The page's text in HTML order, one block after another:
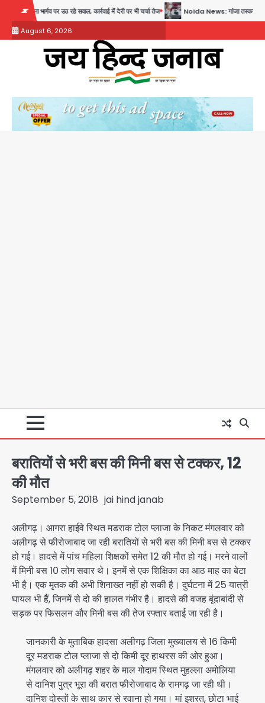
content
कार्रवाई में देरी पर भी चर्चा तेज Noida News: गांजा तस्कर महिला से सांठगांठ के आरोप में सिपाही
August 6, 2026
बरातियों से भरी बस की मिनी बस से टक्कर, 12
की मौत
September 5, 2018 jai hind janab
अलीगढ़। आगरा हाईवे स्थित मडराक टोल प्लाजा के निकट मंगलवार को
अलीगढ़ से फीरोजाबाद जा रही बरातियों से भरी बस की मिनी बस से टक्कर
हो गई। हादसे में पांच महिला शिक्षकों समेत 12 की मौत हो गई। मरने वालों
में मिनी बस 10 लोग सवार थे। इनमें से एक शिक्षिका का आठ माह का बेटा
भी है। एक मृतक की अभी शिनाख्त नहीं हो सकी है। दुर्घटना में 25 यात्री
घायल भी हैैं, जिनमें से दो की हालत गंभीर है। हादसे की वजह बूंदाबांदी से
सड़क पर फिसलन और मिनी बस की तेज रफ्तार बताई जा रही है।
जानकारी के मुताबिक हादसा अलीगढ़ जिला मुख्यालय से 16 किमी
दूर मडराक टोल प्लाजा से दो किमी दूर हाथरस की ओर हुआ।
मंगलवार को अलीगढ़ शहर के माल गोदाम स्थित मुहल्ला अमोलिया
से दानिश पुत्र भूरा की बरात फीरोजाबाद के रामगढ़ जा रही थी।
दानिश दोस्तों के साथ कार से रवाना हो गया। मां इशरत, छोटा भाई